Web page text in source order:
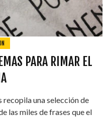
PARA RIMAR EL
una selección de
las miles de frases que el